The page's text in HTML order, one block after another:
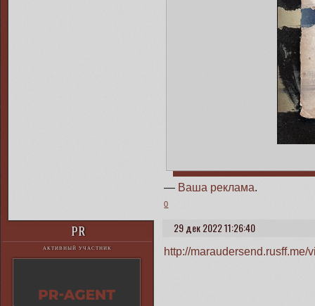
— Ваша реклама.
0
29 дек 2022 11:26:40
PR
АКТИВНЫЙ УЧАСТНИК http://